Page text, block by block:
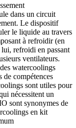
dans un circuit
Le dispositif
le liquide au travers
à refroidir (en
refroidi en passant
ventilateurs.
watercoolings
compétences
sont utiles pour
nécessitent un
sont synonymes de
en kit